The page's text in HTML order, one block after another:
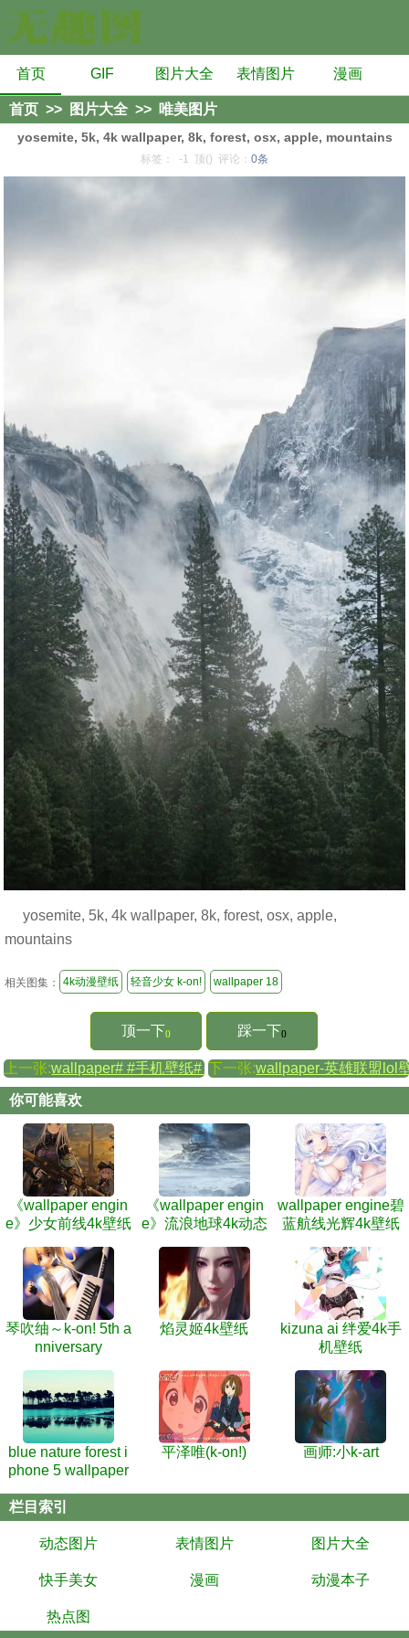
首页 GIF 图片大全 表情图片 漫画
首页 >> 图片大全 >> 唯美图片
yosemite, 5k, 4k wallpaper, 8k, forest, osx, apple, mountains
标签： -1 顶() 评论： 0条
yosemite, 5k, 4k wallpaper, 8k, forest, osx, apple,
mountains
相关图集： 4k动漫壁纸 轻音少女 k-on! wallpaper 18
顶一下() 踩一下()
上一张:wallpaper# #手机壁纸# #背景# #锁屏# #壁纸
下一张:wallpaper-英雄联盟lol
你可能喜欢
《wallpaper engin
e》少女前线4k壁纸
《wallpaper engin
e》流浪地球4k动态
wallpaper engine碧
蓝航线光辉4k壁纸
琴吹䌷～k-on! 5th a
nniversary
焰灵姬4k壁纸
kizuna ai 绊爱4k手
机壁纸
blue nature forest i
phone 5 wallpaper
平泽唯(k-on!) 画师:小k-art
栏目索引
动态图片 表情图片 图片大全
快手美女 漫画 动漫本子
热点图